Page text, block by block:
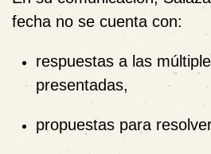
fecha no se cuenta con:
respuestas a las
presentadas,
propuestas para